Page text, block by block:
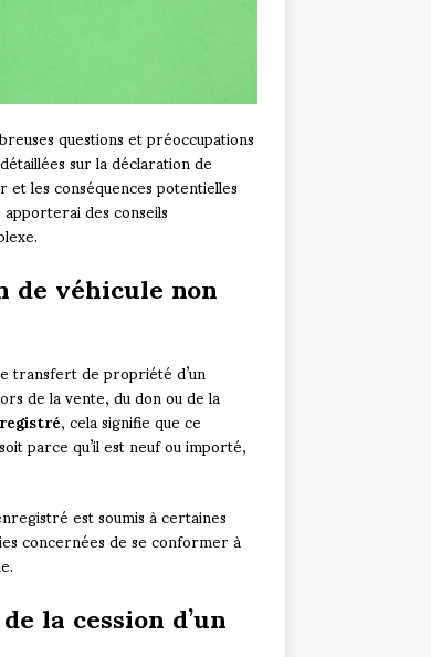
questions et préoccupations
sur la déclaration de
les conséquences potentielles
des conseils
de véhicule non
transfert de propriété d’un
de la vente, du don ou de la
, cela signifie que ce
parce qu’il est neuf ou importé,
est soumis à certaines
concernées de se conformer à
la cession d’un